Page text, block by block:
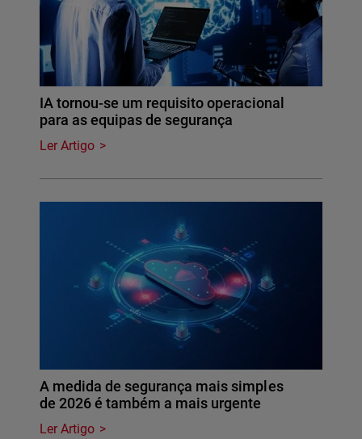
IA tornou-se um requisito operacional
para as equipas de segurança
Ler Artigo
A medida de segurança mais simples
de 2026 é também a mais urgente
Ler Artigo